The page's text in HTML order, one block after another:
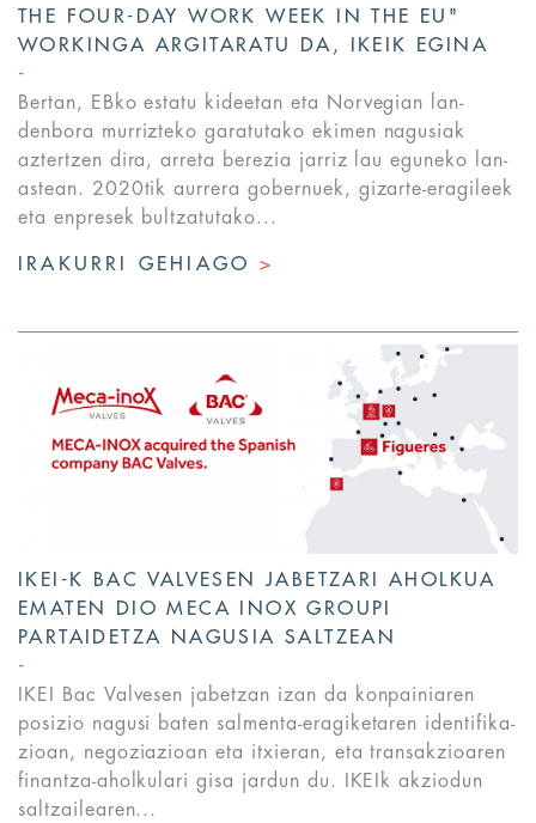
THE FOUR-DAY WORK WEEK IN THE EU"
WORKINGA ARGITARATU DA, IKEIK EGINA
Bertan, EBko estatu kideetan eta Norvegian lan-
denbora murrizteko garatutako ekimen nagusiak
aztertzen dira, arreta berezia jarriz lau eguneko lan-
astean. 2020tik aurrera gobernuek, gizarte-eragileek
eta enpresek bultzatutako...
IRAKURRI GEHIAGO>
IKEI-K BAC VALVESEN JABETZARI AHOLKUA
EMATEN DIO MECA INOX GROUPI
PARTAIDETZA NAGUSIA SALTZEAN
IKEI Bac Valvesen jabetzan izan da konpainiaren
posizio nagusi baten salmenta-eragiketaren identifika-
zioan, negoziazioan eta itxieran, eta transakzioaren
finantza-aholkulari gisa jardun du. IKEIk akziodun
saltzailearen...